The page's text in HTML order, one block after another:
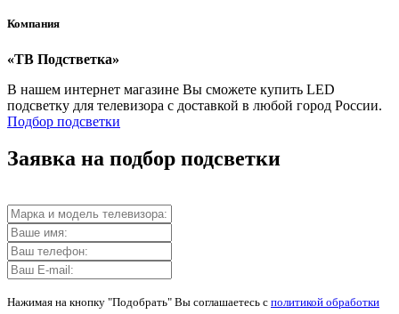
Компания
«ТВ Подстветка»
В нашем интернет магазине Вы сможете купить LED
подсветку для телевизора с доставкой в любой город России.
Подбор подсветки
Заявка на подбор подсветки
Нажимая на кнопку "Подобрать" Вы соглашаетесь с политикой обработки